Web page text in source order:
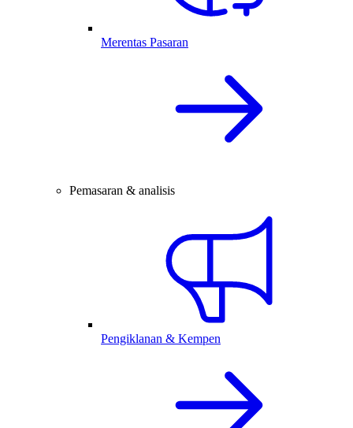
Merentas Pasaran
Pemasaran & analisis
Pengiklanan & Kempen